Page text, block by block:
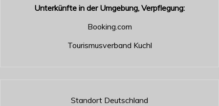
Unterkünfte in der Umgebung, Verpflegung:
Booking.com
Tourismusverband Kuchl
Standort Deutschland